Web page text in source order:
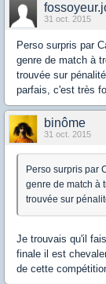
31 oct. 2015
Perso surpris par
genre de match à
trouvée sur
parfais, c'est très
binôme
31 oct. 2015
Perso surpris par
genre de match à
trouvée sur
Je trouvais qu'il
finale il est
de cette